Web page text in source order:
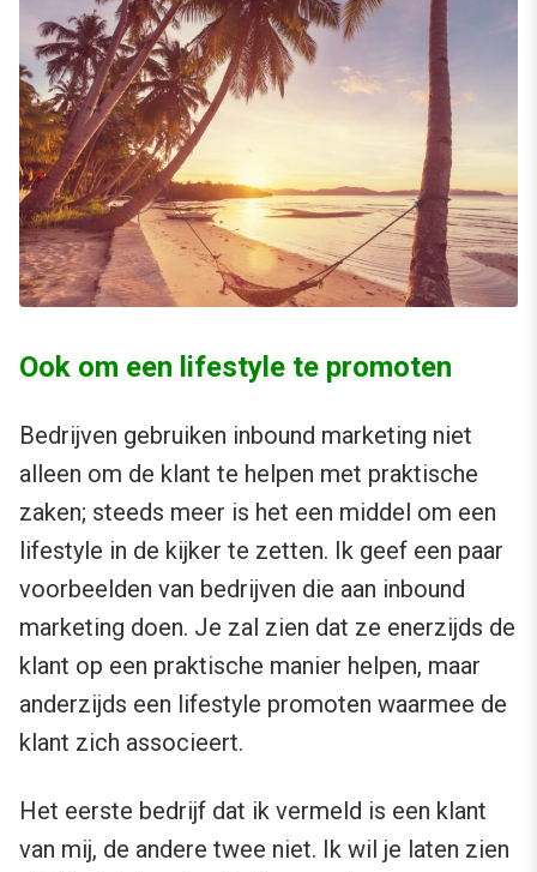
Ook om een lifestyle te promoten
Bedrijven gebruiken inbound marketing niet
alleen om de klant te helpen met praktische
zaken; steeds meer is het een middel om een
lifestyle in de kijker te zetten. Ik geef een paar
voorbeelden van bedrijven die aan inbound
marketing doen. Je zal zien dat ze enerzijds de
klant op een praktische manier helpen, maar
anderzijds een lifestyle promoten waarmee de
klant zich associeert.
Het eerste bedrijf dat ik vermeld is een klant
van mij, de andere twee niet. Ik wil je laten zien